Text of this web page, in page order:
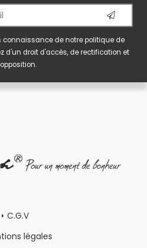
connaissance de notrepolitique de
d'un droit d'accès, de rectification et
C.G.V
légales